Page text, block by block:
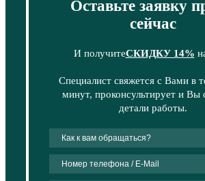
Оставьте заявку
сейчас
И получитеСКИДКУ 14%
Специалист свяжется с Вами в
минут, проконсультирует и Вы
детали работы.